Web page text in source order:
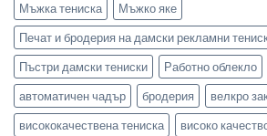
Мъжка тениска
Мъжко яке
Печат и бродерия на дамски рекламни
Пъстри дамски тениски
Работно облекло
автоматичен чадър
бродерия
велкро
висококачествена тениска
високо